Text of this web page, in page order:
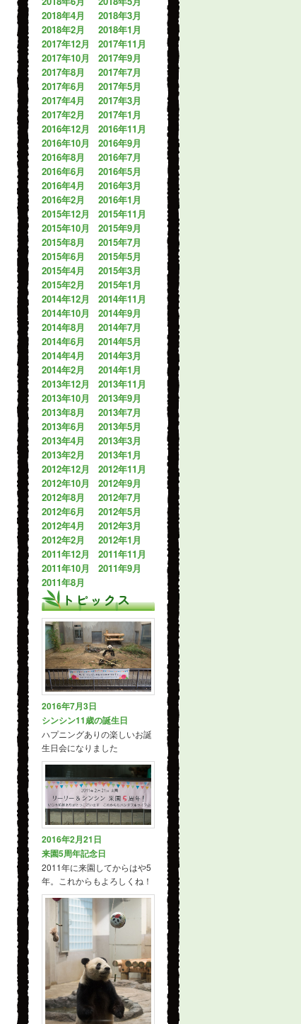
2018年4月
2018年3月
2018年2月
2018年1月
2017年12月
2017年11月
2017年10月
2017年9月
2017年8月
2017年7月
2017年6月
2017年5月
2017年4月
2017年3月
2017年2月
2017年1月
2016年12月
2016年11月
2016年10月
2016年9月
2016年8月
2016年7月
2016年6月
2016年5月
2016年4月
2016年3月
2016年2月
2016年1月
2015年12月
2015年11月
2015年10月
2015年9月
2015年8月
2015年7月
2015年6月
2015年5月
2015年4月
2015年3月
2015年2月
2015年1月
2014年12月
2014年11月
2014年10月
2014年9月
2014年8月
2014年7月
2014年6月
2014年5月
2014年4月
2014年3月
2014年2月
2014年1月
2013年12月
2013年11月
2013年10月
2013年9月
2013年8月
2013年7月
2013年6月
2013年5月
2013年4月
2013年3月
2013年2月
2013年1月
2012年12月
2012年11月
2012年10月
2012年9月
2012年8月
2012年7月
2012年6月
2012年5月
2012年4月
2012年3月
2012年2月
2012年1月
2011年12月
2011年11月
2011年10月
2011年9月
2011年8月
トピックス
2016年7月3日
シンシン11歳の誕生日
ハプニングありの楽しいお誕
生日会になりました
2016年2月21日
来園5周年記念日
2011年に来園してからはや5
年。これからもよろしくね！